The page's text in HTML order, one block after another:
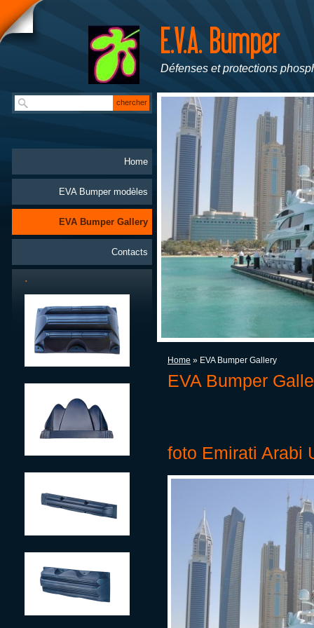
Défenses et protections
Home » EVA Bumper Gallery
EVA Bumper
foto Emirati Arabi
Home
EVA Bumper modèles
EVA Bumper Gallery
Contacts
.